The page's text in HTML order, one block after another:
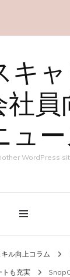
キ
社員
ュー
WordPress
ル向上コラム
トも充実